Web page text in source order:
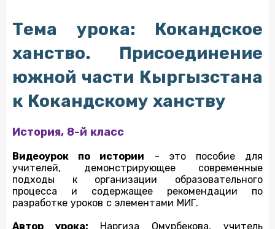
Тема урока: Кокандское
ханство. Присоединение
южной части Кыргызстана
к Кокандскому ханству
История, 8-й класс
Видеоурок по истории - это пособие для
учителей, демонстрирующее современные
подходы к организации образовательного
процесса и содержащее рекомендации по
разработке уроков с элементами МИГ.
Автор урока:
Наргиза Омурбекова, учитель